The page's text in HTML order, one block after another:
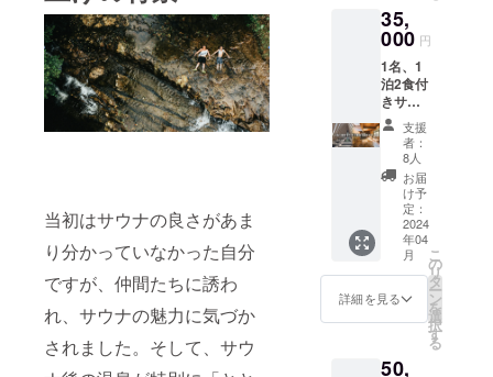
当初はサウナの良さがあま
り分かっていなかった自分
ですが、 仲間たちに誘わ
れ、サウナの魅力に気づか
されました。そして、サウ
効期限
がござ
います
のでご
了承く
ださ
い。
（発行
から1
年）
て入浴
してく
ださ
い。 ※
サウナ
ハッ
ト・サ
ウナタ
オル・
桶は現
在制作
中の為
画像等
はござ
いませ
上がり
次第
頂きま
可能性
がござ
いま
す。
「掲載
希望す
るお名
前を備
考欄に
記載く
ださ
い。公
序良俗
に反す
る名称
は変更
いただ
せて頂
中身は
異なり
ますが
ご了承
くださ
い。 配
送指定
日等詳
細を備
考欄に
記載し
てくだ
さい。
※産地：
北海道
※到着後
は冷蔵
食べ下
35,
000 円
1名、1
泊2食付
きサウ
ナ宿泊
プラン
チケッ
ト サウ
ナ（呼
吸の
間）に
入れる
特別プ
ランで
す！ サ
ウナで
整った
温泉に
支援
者：
8人
お届
け予
定：
2024
年04
月
詳細を見る
こ
の
リ
タ
ー
ン
を
選
択
す
る
50,